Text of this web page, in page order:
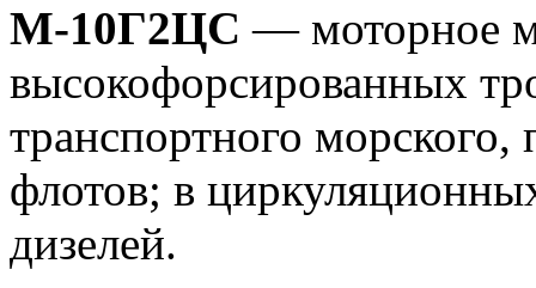
М-10Г2ЦС — моторное
высокофорсированных
транспортного
флотов; в
дизелей.